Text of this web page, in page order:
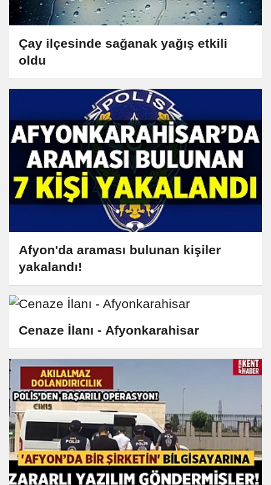
Çay ilçesinde sağanak yağış etkili
oldu
Afyon'da araması bulunan kişiler
yakalandı!
Cenaze İlanı - Afyonkarahisar